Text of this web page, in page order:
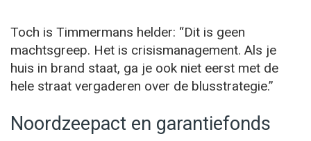
Toch is Timmermans helder: “Dit is geen
machtsgreep. Het is crisismanagement. Als je
huis in brand staat, ga je ook niet eerst met de
hele straat vergaderen over de blusstrategie.”
Noordzeepact en garantiefonds